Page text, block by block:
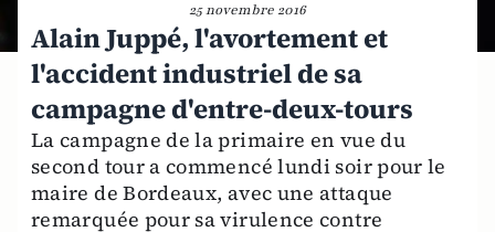
25 novembre 2016
Alain Juppé, l'avortement et
l'accident industriel de sa
campagne d'entre-deux-tours
La campagne de la primaire en vue du
second tour a commencé lundi soir pour le
maire de Bordeaux, avec une attaque
remarquée pour sa virulence contre